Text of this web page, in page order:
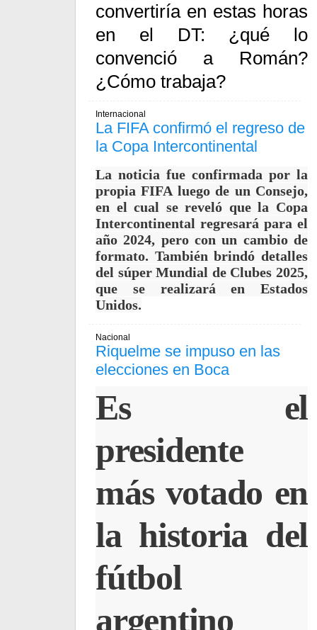
convertiría en estas horas
en el DT: ¿qué lo
convenció a Román?
¿Cómo trabaja?
Internacional
La FIFA confirmó el regreso de
la Copa Intercontinental
La noticia fue confirmada por la
propia FIFA luego de un Consejo,
en el cual se reveló que la Copa
Intercontinental regresará para el
año 2024, pero con un cambio de
formato. También brindó detalles
del súper Mundial de Clubes 2025,
que se realizará en Estados
Unidos.
Nacional
Riquelme se impuso en las
elecciones en Boca
Es el
presidente
más votado en
la historia del
fútbol
argentino